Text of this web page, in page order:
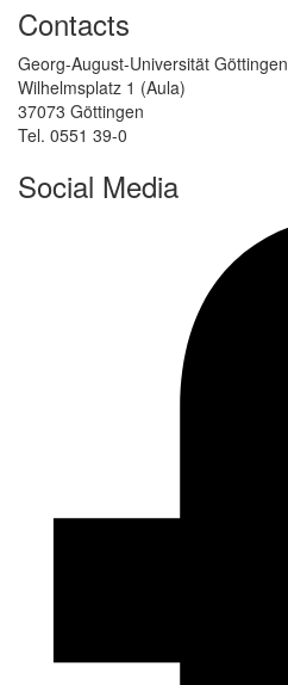
Contacts
Georg-August-Universität Göttingen
Wilhelmsplatz 1 (Aula)
37073 Göttingen
Tel. 0551 39-0
Social Media